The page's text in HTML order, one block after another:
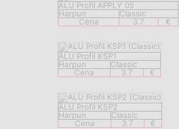
ALU Profil APPLY 05
Harpun
Classic
Cena
3.7 €
ALU Profil KSP1
Harpun
Classic
Cena
3.7 €
ALU Profil KSP2
Harpun
Classic
Cena
3.7 €